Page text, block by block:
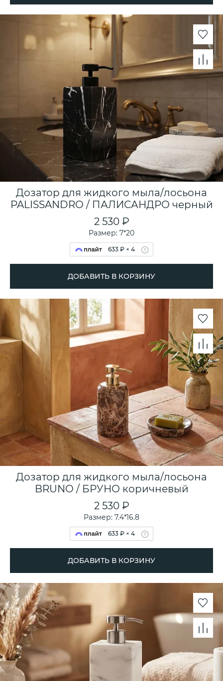
Дозатор для жидкого мыла/лосьона
PALISSANDRO / ПАЛИСАНДРО черный
2 530 ₽
Размер: 7*20
633 ₽ × 4
ДОБАВИТЬ В КОРЗИНУ
Дозатор для жидкого мыла/лосьона
BRUNO / БРУНО коричневый
2 530 ₽
Размер: 7.4*16.8
633 ₽ × 4
ДОБАВИТЬ В КОРЗИНУ